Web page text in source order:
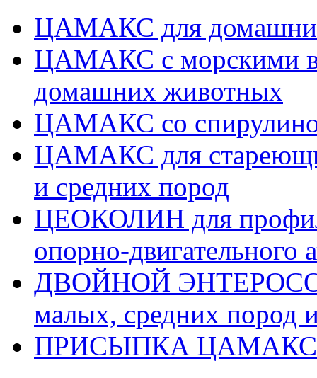
ЦАМАКС для
ЦАМАКС с морскими
домашних животных
ЦАМАКС со
ЦАМАКС для
и средних пород
ЦЕОКОЛИН для
опорно-двигательного
ДВОЙНОЙ
малых, средних пород
ПРИСЫПКА ЦАМАКС